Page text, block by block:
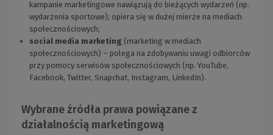
kampanie marketingowe nawiązują do bieżących wydarzeń (np.
wydarzenia sportowe); opiera się w dużej mierze na mediach
społecznościowych;
social media marketing (marketing w mediach
społecznościowych) – polega na zdobywaniu uwagi odbiorców
przy pomocy serwisów społecznościowych (np. YouTube,
Facebook, Twitter, Snapchat, Instagram, LinkedIn).
Wybrane źródła prawa powiązane z
działalnością marketingową